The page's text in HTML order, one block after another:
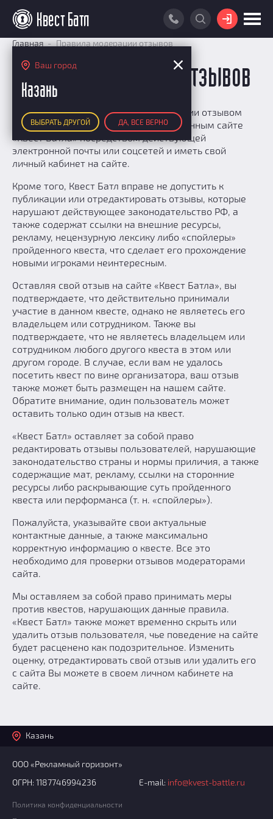
Ваш город
Казань
ВЫБРАТЬ ДРУГОЙ ДА, ВСЕ ВЕРНО
ВОЙТИ
РЕЙТИНГ КОМАНД
Итоговый рейтинг
По количеству очков
По качеству игры
Список команд
ПОИСК КОМАНДЫ
О Квест Батле
Cashback
Как подсчитываются рейтинги
Призы
Новости
Добавить квест
Партнерам
КВЕСТ В ПОДАРОК
Главная Правила модерации отзывов
Правила модерации отзывов
Для успешного прохождения модерации отзывом
вам необходимо быть зарегистрированным сайте
«Квест Батла» посредством действующей
электронной почты или соцсетей и иметь свой
личный кабинет на сайте.
Кроме того, Квест Батл вправе не допустить к
публикации или отредактировать отзывы, которые
нарушают действующее законодательство РФ, а
также содержат ссылки на внешние ресурсы,
рекламу, нецензурную лексику либо «спойлеры»
пройденного квеста, что сделает его прохождение
новыми игроками неинтересным.
Оставляя свой отзыв на сайте «Квест Батла», вы
подтверждаете, что действительно принимали
участие в данном квесте, однако не являетесь его
владельцем или сотрудником. Также вы
подтверждаете, что не являетесь владельцем или
сотрудником любого другого квеста в этом или
другом городе. В случае, если вам не удалось
посетить квест по вине организатора, ваш отзыв
также может быть размещен на нашем сайте.
Обратите внимание, один пользователь может
оставить только один отзыв на квест.
«Квест Батл» оставляет за собой право
редактировать отзывы пользователей, нарушающие
законодательство страны и нормы приличия, а также
содержащие мат, рекламу, ссылки на сторонние
ресурсы либо раскрывающие суть пройденного
квеста или перформанса (т. н. «спойлеры»).
Пожалуйста, указывайте свои актуальные
контактные данные, а также максимально
корректную информацию о квесте. Все это
необходимо для проверки отзывов модераторами
сайта.
Мы оставляем за собой право принимать меры
против квестов, нарушающих данные правила.
«Квест Батл» также может временно скрыть или
удалить отзыв пользователя, чье поведение на сайте
будет расценено как подозрительное. Изменить
оценку, отредактировать свой отзыв или удалить его
с сайта Вы можете в своем личном кабинете на
сайте.
Казань
ООО «Рекламный горизонт»
ОГРН: 1187746994236
E-mail: info@kvest-battle.ru
Политика конфиденциальности